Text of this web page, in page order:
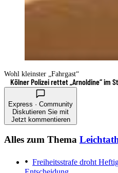
Wohl kleinster „Fahrgast“
Kölner Polizei rettet „Arnoldine“ im
Express · Community
Diskutieren Sie mit
Jetzt kommentieren
Alles zum Thema
Freiheitsstrafe droht